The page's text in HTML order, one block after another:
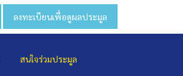
ลงทะเบียนเพื่อดูผลประมูล
สนใจร่วมประมูล